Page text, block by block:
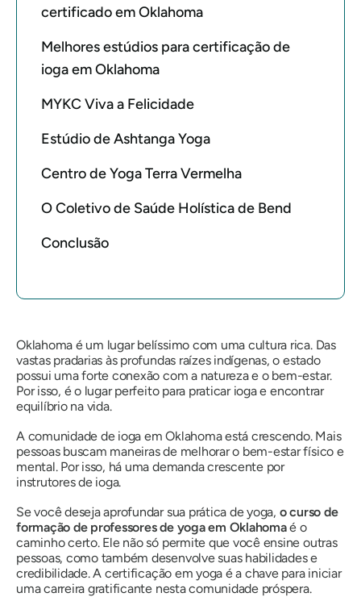
certificado em Oklahoma
Melhores estúdios para certificação de
ioga em Oklahoma
MYKC Viva a Felicidade
Estúdio de Ashtanga Yoga
Centro de Yoga Terra Vermelha
O Coletivo de Saúde Holística de Bend
Conclusão
Oklahoma é um lugar belíssimo com uma cultura rica. Das
vastas pradarias às profundas raízes indígenas, o estado
possui uma forte conexão com a natureza e o bem-estar.
Por isso, é o lugar perfeito para praticar ioga e encontrar
equilíbrio na vida.
A comunidade de ioga em Oklahoma está crescendo. Mais
pessoas buscam maneiras de melhorar o bem-estar físico e
mental. Por isso, há uma demanda crescente por
instrutores de ioga.
Se você deseja aprofundar sua prática de yoga, o curso de
formação de professores de yoga em Oklahomaé o
caminho certo. Ele não só permite que você ensine outras
pessoas, como também desenvolve suas habilidades e
credibilidade. A certificação em yoga é a chave para iniciar
uma carreira gratificante nesta comunidade próspera.